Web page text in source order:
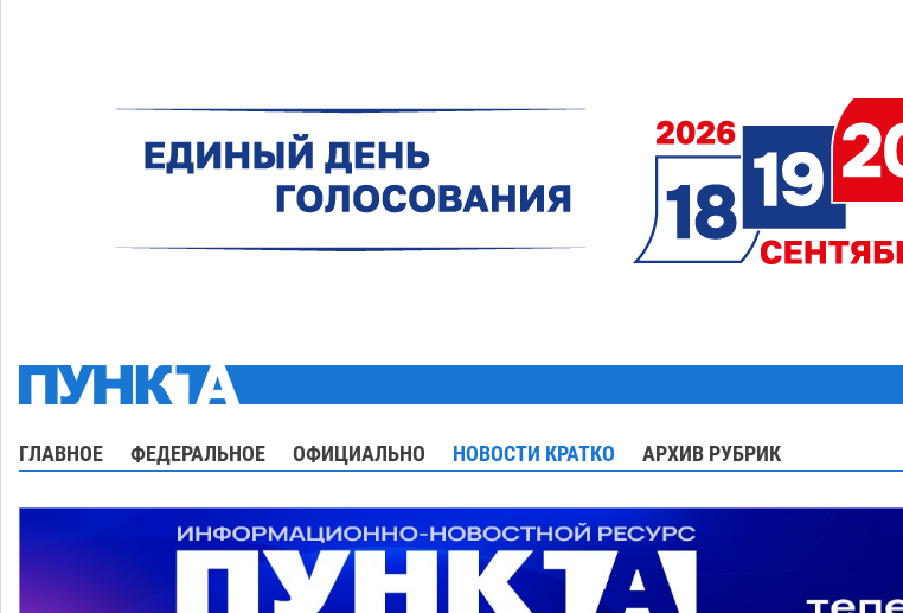
ГЛАВНОЕ ФЕДЕРАЛЬНОЕ ОФИЦИАЛЬНО НОВОСТИ КРАТКО АРХИВ РУБРИК